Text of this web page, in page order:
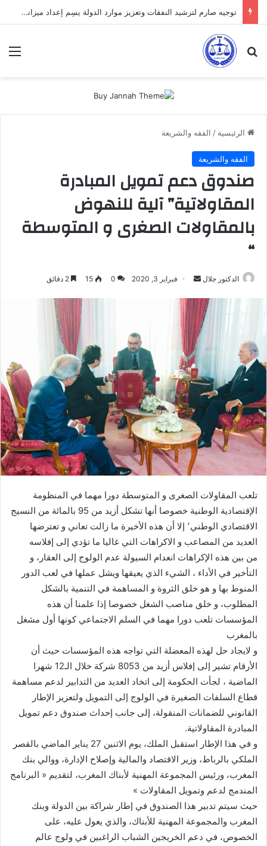
توجيه صارم لترشيد النفقات وتعزيز موارد الدولة يسِم إعداد ميزانية 2027
بحث عن
الرئيسية / الفقه والشريعة
الفقه والشريعة
صندوق دعم تمويل المبادرة
المقاولاتية” آلية للنهوض
بالمقاولات الصغرى و المتوسطة
“
الدكتور جلال
أرسل
إلكترونيا
فبراير 3, 2020 0
15
تلعب المقاولات الصغرى و المتوسطة دورا مهما في المنظومة
الإقتصادية الوطنية خصوصا أنها تشكل أزيد من 95 بالمائة من النسيج
الاقتصادي الوطني٬ إلا أن هذه الأخيرة ما زالت تعاني و تعترضها
العديد من المصاعب و الاكراهات التي غاليا ما تؤدي إلى إفلاسه
من بين هذه الإكراهات انعدام السيولة عدم الولوج إلى العقار، و
التأخير في الأداء ، الشيء الذي يعيقها ويشل عملها في لعب الدور
المنوط بها و هو خلق الثروة و المساهمة في التنمية بالشكل
المطلوب، و خلق مناصب الشغل خصوصا إذا علمنا أن هذه
المؤسسات تلعب دورا مهما في السلم الاجتماعي كونها أول مشغل
بالمغرب
و لايجاد حل لهذه المعضلة التي تواجه هذه المؤسسات حيث أن
الأرقام تشير إلى إفلاس أزيد من 8053 شركة خلال الـ12 شهرا
الماضية ، لجأت الحكومة إلى اتخاد العديد من التدابير لدعم مساهمة
قطاع السلفات الصغيرة في الولوج إلى التمويل ولتعزيز الإطار
القانوني للضمانات المنقولة، إلى جانب إحداث صندوق دعم تمويل
المبادرة المقاولاتية.
و في هذا الإطار استقبل الملك، يوم الاثنين 27 يناير الماضي بالقصر
الملكي بالرباط، وزير الاقتصاد والمالية وإصلاح الإدارة، ووالي بنك
المغرب، ورئيس المجموعة المهنية لأبناك المغرب، لتقديم « البرنامج
المندمج لدعم وتمويل المقاولات »
حيث سيتم تدبير هذا الصندوق في إطار شراكة بين الدولة وبنك
المغرب والمجموعة المهنية للأبناك، والذي يعول عليه، على
الخصوص، في دعم الخريجين الشباب الراغبين في ولوج عالم